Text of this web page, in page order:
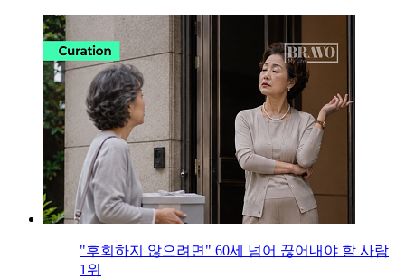
"후회하지 않으려면" 60세 넘어 끊어내야 할 사람
1위